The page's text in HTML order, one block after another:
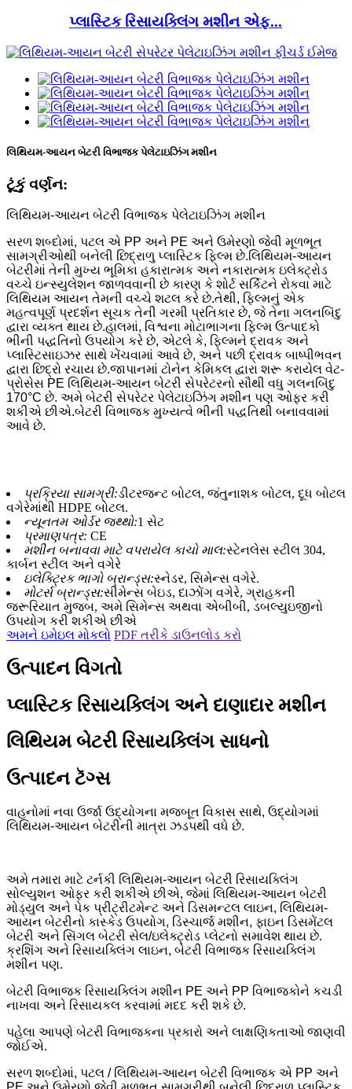
પ્લાસ્ટિક રિસાયક્લિંગ મશીન એફ...
લિથિયમ-આયન બેટરી વિભાજક પેલેટાઇઝિંગ મશીન
ટૂંકું વર્ણન:
લિથિયમ-આયન બેટરી વિભાજક પેલેટાઇઝિંગ મશીન
સરળ શબ્દોમાં, પટલ એ PP અને PE અને ઉમેરણો જેવી મૂળભૂત
સામગ્રીઓથી બનેલી છિદ્રાળુ પ્લાસ્ટિક ફિલ્મ છે.લિથિયમ-આયન
બેટરીમાં તેની મુખ્ય ભૂમિકા હકારાત્મક અને નકારાત્મક ઇલેક્ટ્રોડ
વચ્ચે ઇન્સ્યુલેશન જાળવવાની છે કારણ કે શોર્ટ સર્કિટને રોકવા માટે
લિથિયમ આયન તેમની વચ્ચે શટલ કરે છે.તેથી, ફિલ્મનું એક
મહત્વપૂર્ણ પ્રદર્શન સૂચક તેની ગરમી પ્રતિકાર છે, જે તેના ગલનબિંદુ
દ્વારા વ્યક્ત થાય છે.હાલમાં, વિશ્વના મોટાભાગના ફિલ્મ ઉત્પાદકો
ભીની પદ્ધતિનો ઉપયોગ કરે છે, એટલે કે, ફિલ્મને દ્રાવક અને
પ્લાસ્ટિસાઇઝર સાથે ખેંચવામાં આવે છે, અને પછી દ્રાવક બાષ્પીભવન
દ્વારા છિદ્રો રચાય છે.જાપાનમાં ટોનેન કેમિકલ દ્વારા શરૂ કરાયેલ વેટ-
પ્રોસેસ PE લિથિયમ-આયન બેટરી સેપરેટરનો સૌથી વધુ ગલનબિંદુ
170°C છે. અમે બેટરી સેપરેટર પેલેટાઇઝિંગ મશીન પણ ઓફર કરી
શકીએ છીએ.બેટરી વિભાજક મુખ્યત્વે ભીની પદ્ધતિથી બનાવવામાં
આવે છે.
પ્રક્રિયા સામગ્રી:ડીટરજન્ટ બોટલ, જંતુનાશક બોટલ, દૂધ બોટલ
વગેરેમાંથી HDPE બોટલ.
ન્યૂનતમ ઓર્ડર જથ્થો:1 સેટ
પ્રમાણપત્ર: CE
મશીન બનાવવા માટે વપરાયેલ કાચો માલ:સ્ટેનલેસ સ્ટીલ 304,
કાર્બન સ્ટીલ અને વગેરે
ઇલેક્ટ્રિક ભાગો બ્રાન્ડ્સ:સ્નેડર, સિમેન્સ વગેરે.
મોટર્સ બ્રાન્ડ્સ:સીમેન્સ બેઇડ, દાઝોંગ વગેરે, ગ્રાહકની
જરૂરિયાત મુજબ, અમે સિમેન્સ અથવા એબીબી, ડબલ્યુઇજીનો
ઉપયોગ કરી શકીએ છીએ
અમને ઇમેઇલ મોકલો PDF તરીકે ડાઉનલોડ કરો
ઉત્પાદન વિગતો
પ્લાસ્ટિક રિસાયક્લિંગ અને દાણાદાર મશીન
લિથિયમ બેટરી રિસાયક્લિંગ સાધનો
ઉત્પાદન ટૅગ્સ
વાહનોમાં નવા ઉર્જા ઉદ્યોગના મજબૂત વિકાસ સાથે, ઉદ્યોગમાં
લિથિયમ-આયન બેટરીની માત્રા ઝડપથી વધે છે.
અમે તમારા માટે ટર્નકી લિથિયમ-આયન બેટરી રિસાયક્લિંગ
સોલ્યુશન ઓફર કરી શકીએ છીએ, જેમાં લિથિયમ-આયન બેટરી
મોડ્યુલ અને પેક પ્રીટ્રીટમેન્ટ અને ડિસમન્ટલ લાઇન, લિથિયમ-
આયન બેટરીનો કાસ્કેડ ઉપયોગ, ડિસ્ચાર્જ મશીન, ફાઇન ડિસમેંટલ
બેટરી અને સિંગલ બેટરી સેલ/ઇલેક્ટ્રોડ પ્લેટનો સમાવેશ થાય છે.
ક્રશિંગ અને રિસાયક્લિંગ લાઇન, બેટરી વિભાજક રિસાયક્લિંગ
મશીન પણ.
બેટરી વિભાજક રિસાયક્લિંગ મશીન PE અને PP વિભાજકોને કચડી
નાખવા અને રિસાયકલ કરવામાં મદદ કરી શકે છે.
પહેલા આપણે બેટરી વિભાજકના પ્રકારો અને લાક્ષણિકતાઓ જાણવી
જોઈએ.
સરળ શબ્દોમાં, પટલ / લિથિયમ-આયન બેટરી વિભાજક એ PP અને